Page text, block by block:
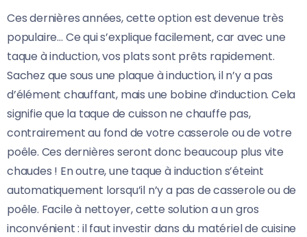
Ces dernières années, cette option est devenue très
populaire… Ce qui s’explique facilement, car avec une
taque à induction, vos plats sont prêts rapidement.
Sachez que sous une plaque à induction, il n’y a pas
d’élément chauffant, mais une bobine d’induction. Cela
signifie que la taque de cuisson ne chauffe pas,
contrairement au fond de votre casserole ou de votre
poêle. Ces dernières seront donc beaucoup plus vite
chaudes ! En outre, une taque à induction s’éteint
automatiquement lorsqu’il n’y a pas de casserole ou de
poêle. Facile à nettoyer, cette solution a un gros
inconvénient : il faut investir dans du matériel de cuisine